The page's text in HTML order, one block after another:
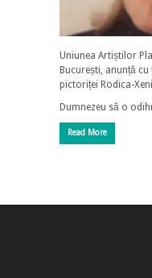
Uniunea Artiștilor
București, anunță
pictoriței Rodica-
Dumnezeu să o
Read More